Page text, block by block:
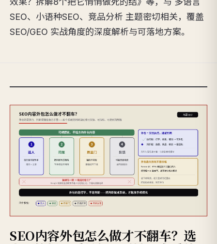
SEO、小语种SEO、竞品分析 主题密切相关，覆盖
SEO/GEO 实战角度的深度解析与可落地方案。
SEO内容外包怎么做才不翻车？选